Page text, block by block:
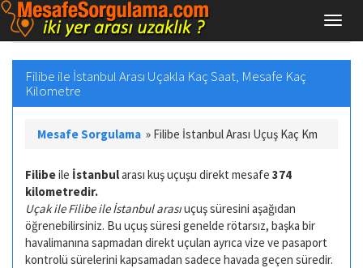
Filibe ile İstanbul Arası Uçakla Kaç Saat, Mesafe Kaç
Kilometre
Mesafe Sorgulama » Filibe İstanbul Arası Uçuş Kaç Km
Filibeile İstanbularası kuş uçuşu direkt mesafe 374
kilometredir.
Uçak ile Filibe ile İstanbul arasıuçuş süresini aşağıdan
öğrenebilirsiniz. Bu uçuş süresi genelde rötarsız, başka bir
havalimanına sapmadan direkt uçulan ayrıca vize ve pasaport
kontrolü sürelerini kapsamadan sadece havada geçen süredir.